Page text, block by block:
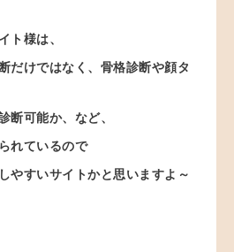
ト様は、
だけではなく、 骨格診断や顔タ
断可能か、など、
れているので
やすいサイトかと思いますよ～